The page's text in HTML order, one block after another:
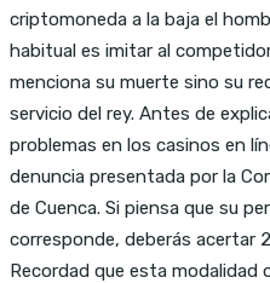
criptomoneda a la baja el
habitual es imitar al
menciona su muerte sino su
servicio del rey. Antes de
problemas en los casinos en
denuncia presentada por la
de Cuenca. Si piensa que su
corresponde, deberás acertar
Recordad que esta modalidad